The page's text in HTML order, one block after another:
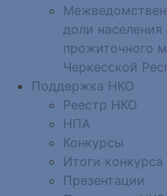
доли
прожиточного
Черкесской
Поддержка НКО
Реестр НКО
НПА
Конкурсы
Итоги конкурса
Презентации